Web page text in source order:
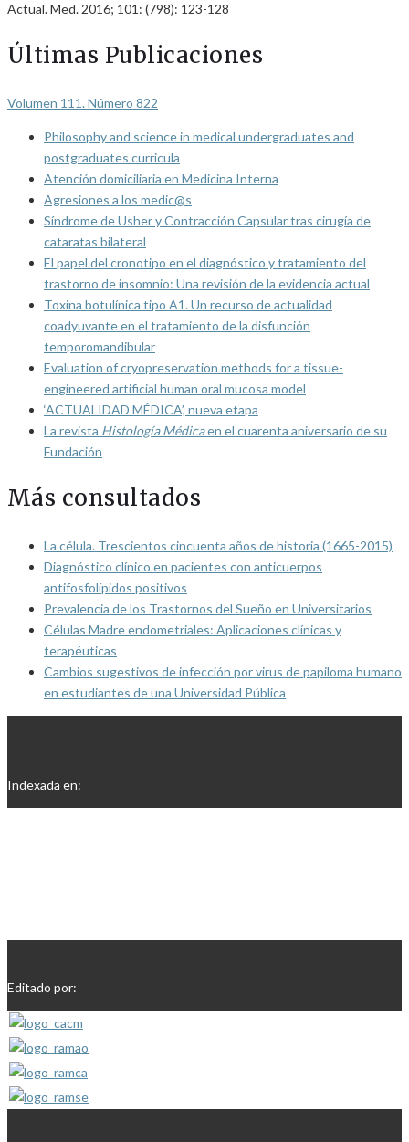
Actual. Med. 2016; 101: (798): 123-128
Últimas Publicaciones
Volumen 111. Número 822
Philosophy and science in medical undergraduates and
postgraduates curricula
Atención domiciliaria en Medicina Interna
Agresiones a los medic@s
Síndrome de Usher y Contracción Capsular tras cirugía de
cataratas bilateral
El papel del cronotipo en el diagnóstico y tratamiento del
trastorno de insomnio: Una revisión de la evidencia actual
Toxina botulínica tipo A1. Un recurso de actualidad
coadyuvante en el tratamiento de la disfunción
temporomandibular
Evaluation of cryopreservation methods for a tissue-
engineered artificial human oral mucosa model
‘ACTUALIDAD MÉDICA’, nueva etapa
La revista Histología Médicaen el cuarenta aniversario de su
Fundación
Más consultados
La célula. Trescientos cincuenta años de historia (1665-2015)
Diagnóstico clínico en pacientes con anticuerpos
antifosfolípidos positivos
Prevalencia de los Trastornos del Sueño en Universitarios
Células Madre endometriales: Aplicaciones clínicas y
terapéuticas
Cambios sugestivos de infección por virus de papiloma humano
en estudiantes de una Universidad Pública
Indexada en:
Editado por: